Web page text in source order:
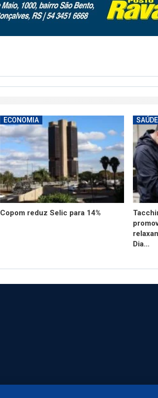
ECONOMIA
Copom reduz Selic para 14%
SAÚDE
Dia…